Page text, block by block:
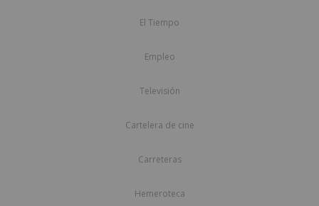
El Tiempo
Empleo
Televisión
Cartelera de cine
Carreteras
Hemeroteca